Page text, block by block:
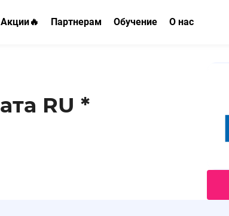
Дебетовые карты
Акции🔥 Партнерам Обучение О нас
RU *